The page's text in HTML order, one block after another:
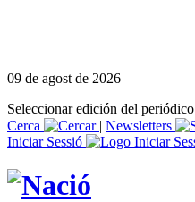
09 de agost de 2026
Seleccionar edición del periódico
Cerca
| Newsletters
Iniciar Sessió